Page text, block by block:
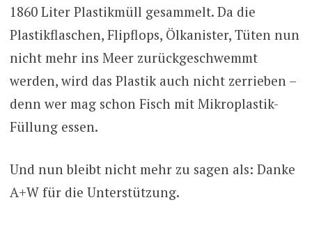
1860 Liter Plastikmüll gesammelt. Da die
Plastikflaschen, Flipflops, Ölkanister, Tüten nun
nicht mehr ins Meer zurückgeschwemmt
werden, wird das Plastik auch nicht zerrieben –
denn wer mag schon Fisch mit Mikroplastik-
Füllung essen.
Und nun bleibt nicht mehr zu sagen als: Danke
A+W für die Unterstützung.